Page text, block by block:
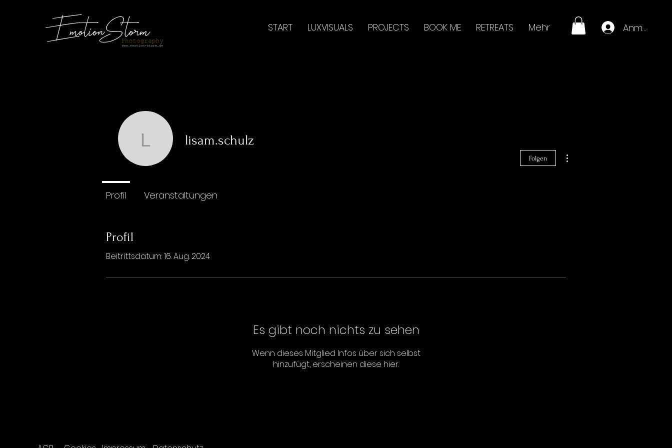
START LUXVISUALS PROJECTS BOOK ME RETREATS Mehr Anmelden
Profil
Beitrittsdatum: 16. Aug. 2024
Es gibt noch nichts zu sehen
Wenn dieses Mitglied Infos über sich selbst
hinzufügt, erscheinen diese hier.
lisam.schulz
lisam.schulz
Folgen
Profil Veranstaltungen